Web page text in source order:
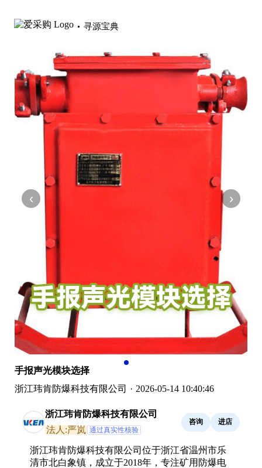
寻源宝典
‹ ›
手报声光模块选择
浙江玮肯防爆科技有限公司 · 2026-05-14 10:40:46
浙江玮肯防爆科技有限公司
法人:严岚 通过真实性核验
咨询 进店
浙江玮肯防爆科技有限公司位于浙江省温州市乐
清市北白象镇，成立于2018年，专注矿用防爆电